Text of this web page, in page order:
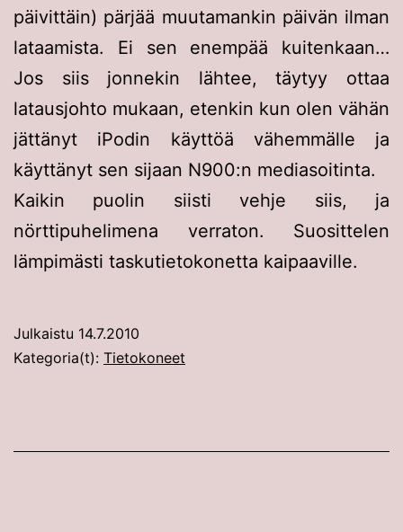
päivittäin) pärjää muutamankin päivän ilman
lataamista. Ei sen enempää kuitenkaan…
Jos siis jonnekin lähtee, täytyy ottaa
latausjohto mukaan, etenkin kun olen vähän
jättänyt iPodin käyttöä vähemmälle ja
käyttänyt sen sijaan N900:n mediasoitinta.
Kaikin puolin siisti vehje siis, ja
nörttipuhelimena verraton. Suosittelen
lämpimästi taskutietokonetta kaipaaville.
Julkaistu 14.7.2010
Kategoria(t): Tietokoneet